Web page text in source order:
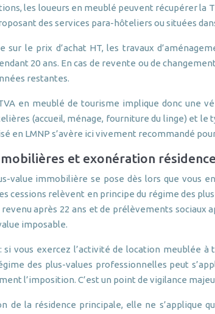
les loueurs en meublé peuvent récupérer
des services para-hôteliers ou situées
sur le prix d’achat HT, les travaux
20 ans. En cas de revente ou de
restantes.
en meublé de tourisme implique donc une
(accueil, ménage, fourniture du linge) et
en LMNP s’avère ici vivement recommandé
et exonération
value immobilière se pose dès lors que vous
cessions relèvent en principe du régime des
après 22 ans et de prélèvements sociaux
imposable.
vous exercez l’activité de location meublée à
des plus-values professionnelles peut
l’imposition. C’est un point de vigilance
de la résidence principale, elle ne